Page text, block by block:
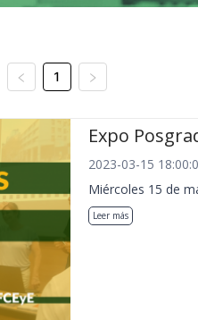
1
Expo
2023-03-15
Miércoles 15 de
Leer más